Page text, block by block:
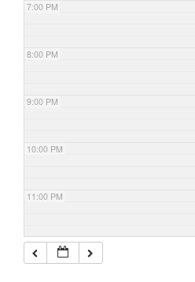
7:00 PM
8:00 PM
9:00 PM
10:00 PM
11:00 PM